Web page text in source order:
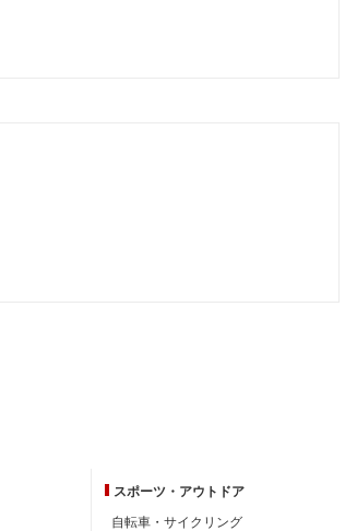
スポーツ・ アウトドア
自転車・サイクリング